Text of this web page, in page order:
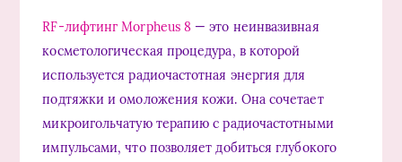
RF-лифтинг Morpheus 8 — это неинвазивная
косметологическая процедура, в которой
используется радиочастотная энергия для
подтяжки и омоложения кожи. Она сочетает
микроигольчатую терапию с радиочастотными
импульсами, что позволяет добиться глубокого